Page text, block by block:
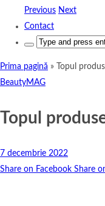
Previous Next
Contact
Search
Prima pagină »
Topul
BeautyMAG
Topul
7 decembrie 2022
Share on Facebook Share